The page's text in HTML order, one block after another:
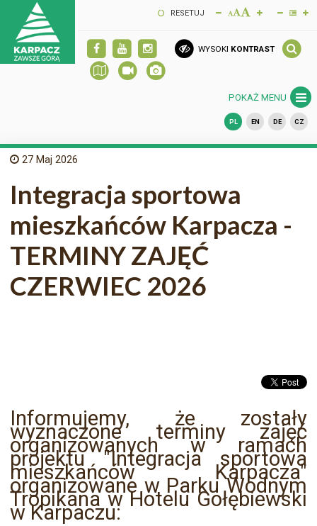
RESETUJ
WYSOKI KONTRAST
POKAŻ MENU
PL EN DE CZ
27 Maj 2026
Integracja sportowa
mieszkańców Karpacza -
TERMINY ZAJĘĆ
CZERWIEC 2026
Informujemy, że zostały
wyznaczone terminy zajęć
organizowanych w ramach
projektu "Integracja sportowa
mieszkańców Karpacza"
organizowane w Parku Wodnym
Tropikana w Hotelu Gołębiewski
w Karpaczu: